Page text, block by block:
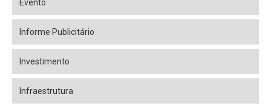
Evento
Informe Publicitário
Investimento
Infraestrutura